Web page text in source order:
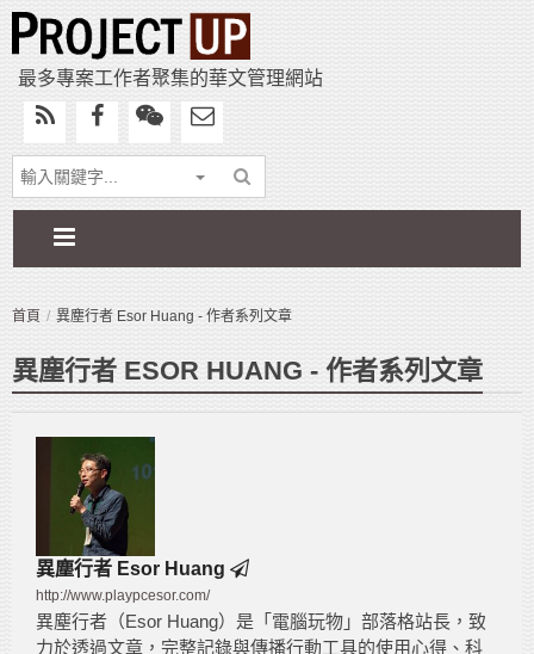
最多專案工作者聚集的華文管理網站
首頁 異塵行者 Esor Huang - 作者系列文章
異塵行者 ESOR HUANG - 作者系列文章
異塵行者 Esor Huang
http://www.playpcesor.com/
異塵行者（Esor Huang）是「電腦玩物」部落格站長，致
力於透過文章，完整記錄與傳播行動工具的使用心得、科